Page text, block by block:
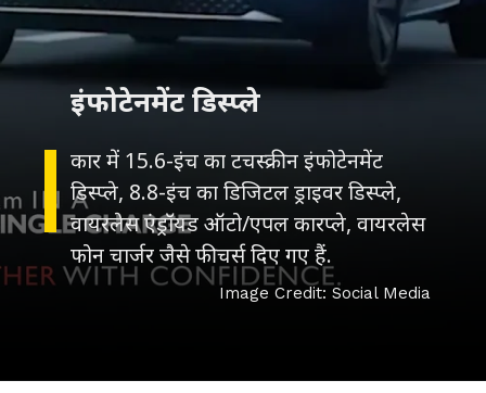
कार में 15.6-इंच का टचस्क्रीन इंफोटेनमेंट
डिस्प्ले, 8.8-इंच का डिजिटल ड्राइवर डिस्प्ले,
वायरलेस एंड्रॉयड ऑटो/एपल कारप्ले, वायरलेस
फोन चार्जर जैसे फीचर्स दिए गए हैं.
इंफोटेनमेंट डिस्प्ले
Image Credit: Social Media